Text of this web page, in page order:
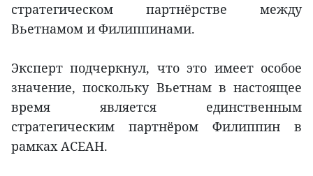
стратегическом партнёрстве между
Вьетнамом и Филиппинами.
Эксперт подчеркнул, что это имеет особое
значение, поскольку Вьетнам в настоящее
время является единственным
стратегическим партнёром Филиппин в
рамках АСЕАН.